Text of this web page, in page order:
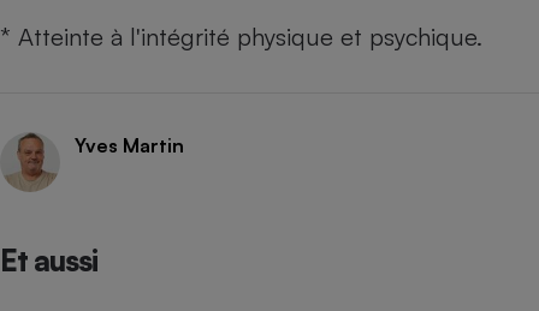
* Atteinte à l'intégrité physique et psychique.
Yves Martin
Et aussi